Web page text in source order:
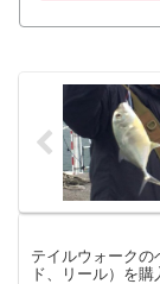
テイルウォークの
ド、リール）を購